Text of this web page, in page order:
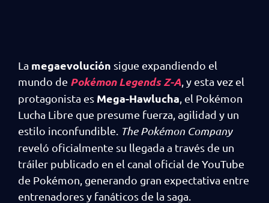
La megaevolución sigue expandiendo el
mundo de Pokémon Legends Z-A , y esta vez el
protagonista es Mega-Hawlucha , el Pokémon
Lucha Libre que presume fuerza, agilidad y un
estilo inconfundible. The Pokémon Company
reveló oficialmente su llegada a través de un
tráiler publicado en el canal oficial de YouTube
de Pokémon, generando gran expectativa entre
entrenadores y fanáticos de la saga.